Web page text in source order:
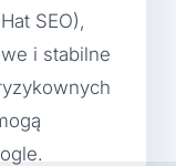
SEO),
i stabilne